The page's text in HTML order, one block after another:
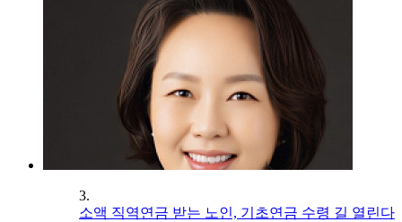
3.
소액 직역연금 받는 노인, 기초연금 수령 길 열린다